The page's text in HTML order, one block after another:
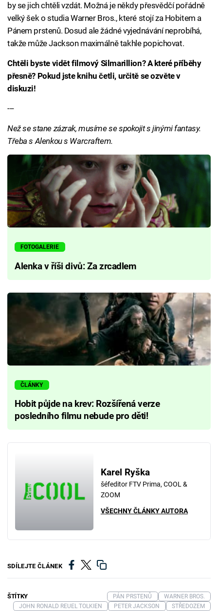
by se jich chtěli vzdát. Možná je někdy přesvědčí pořádně
velký šek o studia Warner Bros., které stojí za Hobitem a
Pánem prstenů. Dosud ale žádné vyjednávání neprobíhá,
takže může Jackson maximálně takhle popichovat.
Chtěli byste vidět filmový Silmarillion? A které příběhy
přesně? Pokud jste knihu četli, určitě se ozvěte v
diskuzi!
---
Než se stane zázrak, musíme se spokojit s jinými fantasy.
Třeba s Alenkou s Warcraftem.
FOTOGALERIE
Alenka v říši divů: Za zrcadlem
ČLÁNKY
Hobit půjde na krev: Rozšířená verze
posledního filmu nebude pro děti!
Karel Ryška
šéfeditor FTV Prima, COOL &
ZOOM
VŠECHNY ČLÁNKY AUTORA
SDÍLEJTE ČLÁNEK
ŠTÍTKY PÁN PRSTENŮ
WARNER BROS.
JOHN RONALD REUEL TOLKIEN
PETER JACKSON STŘEDOZEM